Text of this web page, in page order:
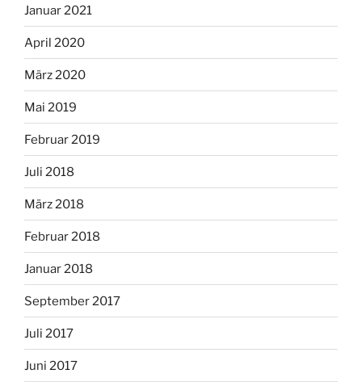
Januar 2021
April 2020
März 2020
Mai 2019
Februar 2019
Juli 2018
März 2018
Februar 2018
Januar 2018
September 2017
Juli 2017
Juni 2017